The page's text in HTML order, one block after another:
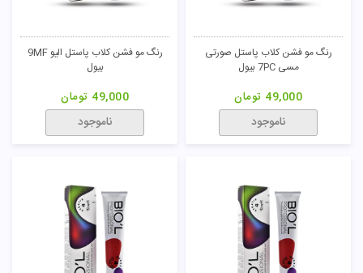
رنگ مو فشن کلاب پاستل صورتی
مسی 7PC بیول
49,000 تومان
ناموجود
رنگ مو فشن کلاب پاستل الیو 9MF
بیول
49,000 تومان
ناموجود